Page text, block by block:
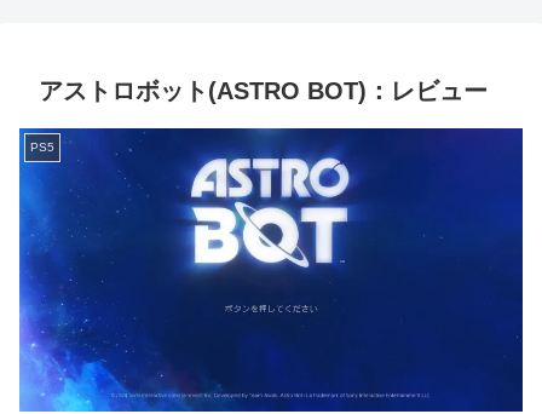
アストロボット(ASTRO BOT)：レビュー
PS5